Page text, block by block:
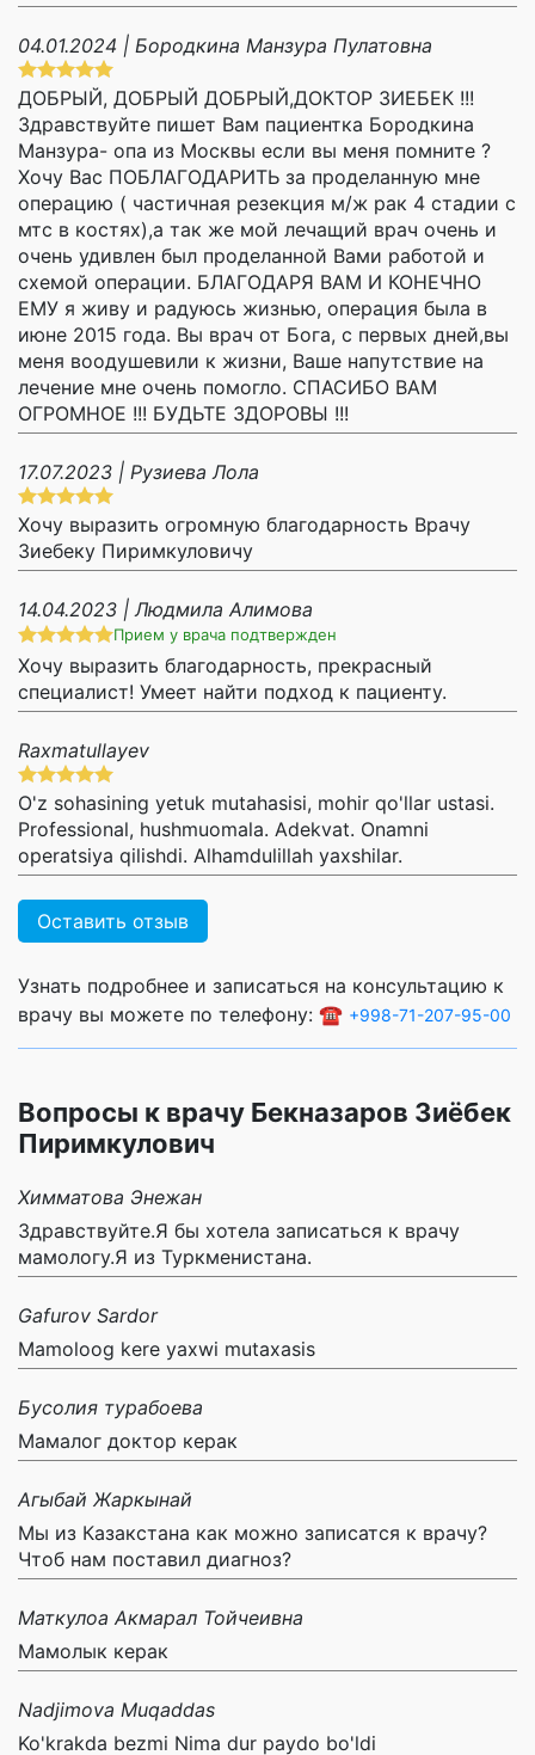
04.01.2024 | Бородкина Манзура Пулатовна
ДОБРЫЙ, ДОБРЫЙ ДОБРЫЙ,ДОКТОР ЗИЕБЕК !!!
Здравствуйте пишет Вам пациентка Бородкина
Манзура- опа из Москвы если вы меня помните ?
Хочу Вас ПОБЛАГОДАРИТЬ за проделанную мне
операцию ( частичная резекция м/ж рак 4 стадии с
мтс в костях),а так же мой лечащий врач очень и
очень удивлен был проделанной Вами работой и
схемой операции. БЛАГОДАРЯ ВАМ И КОНЕЧНО
ЕМУ я живу и радуюсь жизнью, операция была в
июне 2015 года. Вы врач от Бога, с первых дней,вы
меня воодушевили к жизни, Ваше напутствие на
лечение мне очень помогло. СПАСИБО ВАМ
ОГРОМНОЕ !!! БУДЬТЕ ЗДОРОВЫ !!!
17.07.2023 | Рузиева Лола
Хочу выразить огромную благодарность Врачу
Зиебеку Пиримкуловичу
14.04.2023 | Людмила Алимова
Прием у врача подтвержден
Хочу выразить благодарность, прекрасный
специалист! Умеет найти подход к пациенту.
Raxmatullayev
O'z sohasining yetuk mutahasisi, mohir qo'llar ustasi.
Professional, hushmuomala. Adekvat. Onamni
operatsiya qilishdi. Alhamdulillah yaxshilar.
Оставить отзыв
Узнать подробнее и записаться на консультацию к
врачу вы можете по телефону: ☎️ +998-71-207-95-00
Вопросы к врачу Бекназаров Зиёбек
Пиримкулович
Химматова Энежан
Здравствуйте.Я бы хотела записаться к врачу
мамологу.Я из Туркменистана.
Gafurov Sardor
Mamoloog kere yaxwi mutaxasis
Бусолия турабоева
Мамалог доктор керак
Агыбай Жаркынай
Мы из Казакстана как можно записатся к врачу?
Чтоб нам поставил диагноз?
Маткулоа Акмарал Тойчеивна
Мамолык керак
Nadjimova Muqaddas
Ko'krakda bezmi Nima dur paydo bo'ldi